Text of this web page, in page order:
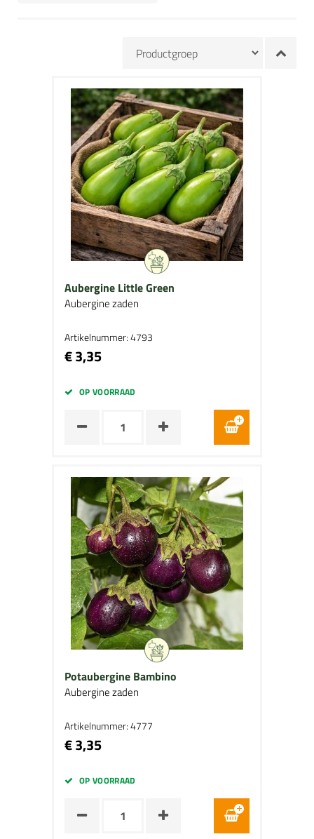
Aubergine Little Green
Aubergine zaden
Artikelnummer: 4793
€ 3,35
OP VOORRAAD
Potaubergine Bambino
Aubergine zaden
Artikelnummer: 4777
€ 3,35
OP VOORRAAD